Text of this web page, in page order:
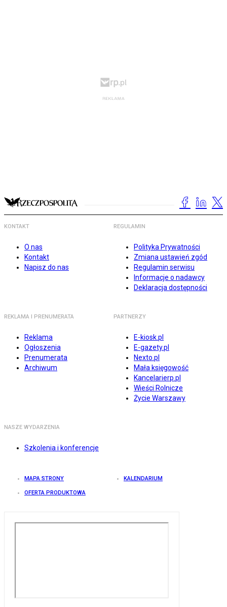
KONTAKT
O nas
Kontakt
Napisz do nas
REGULAMIN
Polityka Prywatności
Zmiana ustawień zgód
Regulamin serwisu
Informacje o nadawcy
Deklaracja dostępności
REKLAMA I PRENUMERATA
Reklama
Ogłoszenia
Prenumerata
Archiwum
PARTNERZY
E-kiosk.pl
E-gazety.pl
Nexto.pl
Mała księgowość
Kancelarierp.pl
Wieści Rolnicze
Życie Warszawy
NASZE WYDARZENIA
Szkolenia i konferencje
MAPA STRONY KALENDARIUM
OFERTA PRODUKTOWA